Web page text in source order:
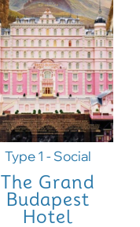
Type 1 - Social
The Grand
Budapest
Hotel